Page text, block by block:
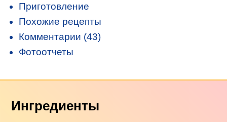
Приготовление
Похожие рецепты
Комментарии (43)
Фотоотчеты
Ингредиенты